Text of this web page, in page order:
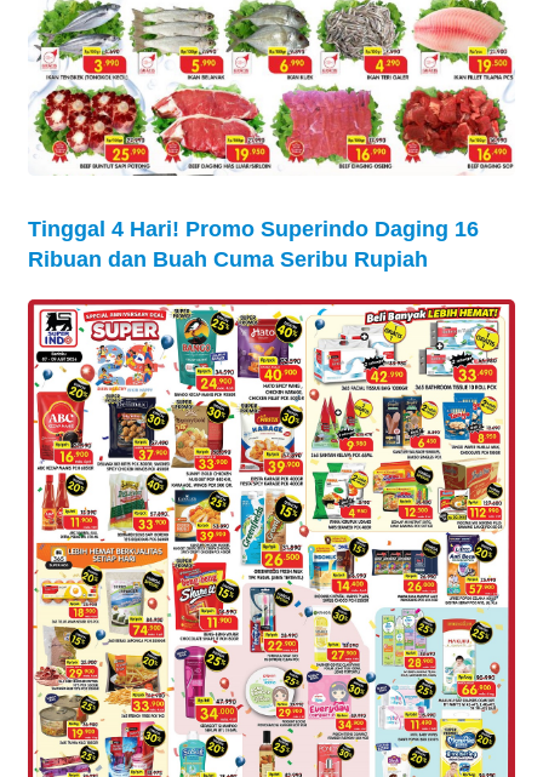
Tinggal 4 Hari! Promo Superindo Daging 16
Ribuan dan Buah Cuma Seribu Rupiah